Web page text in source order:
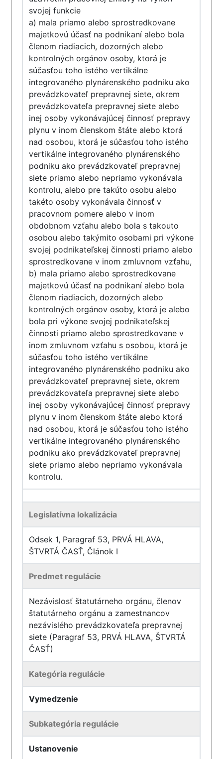
svojej funkcie
a) mala priamo alebo sprostredkovane
majetkovú účasť na podnikaní alebo bola
členom riadiacich, dozorných alebo
kontrolných orgánov osoby, ktorá je
súčasťou toho istého vertikálne
integrovaného plynárenského podniku ako
prevádzkovateľ prepravnej siete, okrem
prevádzkovateľa prepravnej siete alebo
inej osoby vykonávajúcej činnosť prepravy
plynu v inom členskom štáte alebo ktorá
nad osobou, ktorá je súčasťou toho istého
vertikálne integrovaného plynárenského
podniku ako prevádzkovateľ prepravnej
siete priamo alebo nepriamo vykonávala
kontrolu, alebo pre takúto osobu alebo
takéto osoby vykonávala činnosť v
pracovnom pomere alebo v inom
obdobnom vzťahu alebo bola s takouto
osobou alebo takýmito osobami pri výkone
svojej podnikateľskej činnosti priamo alebo
sprostredkovane v inom zmluvnom vzťahu,
b) mala priamo alebo sprostredkovane
majetkovú účasť na podnikaní alebo bola
členom riadiacich, dozorných alebo
kontrolných orgánov osoby, ktorá je alebo
bola pri výkone svojej podnikateľskej
činnosti priamo alebo sprostredkovane v
inom zmluvnom vzťahu s osobou, ktorá je
súčasťou toho istého vertikálne
integrovaného plynárenského podniku ako
prevádzkovateľ prepravnej siete, okrem
prevádzkovateľa prepravnej siete alebo
inej osoby vykonávajúcej činnosť prepravy
plynu v inom členskom štáte alebo ktorá
nad osobou, ktorá je súčasťou toho istého
vertikálne integrovaného plynárenského
podniku ako prevádzkovateľ prepravnej
siete priamo alebo nepriamo vykonávala
kontrolu.
Legislatívna lokalizácia
Odsek 1, Paragraf 53, PRVÁ HLAVA,
ŠTVRTÁ ČASŤ, Článok I
Predmet regulácie
Nezávislosť štatutárneho orgánu, členov
štatutárneho orgánu a zamestnancov
nezávislého prevádzkovateľa prepravnej
siete (Paragraf 53, PRVÁ HLAVA, ŠTVRTÁ
ČASŤ)
Kategória regulácie
Vymedzenie
Subkategória regulácie
Ustanovenie